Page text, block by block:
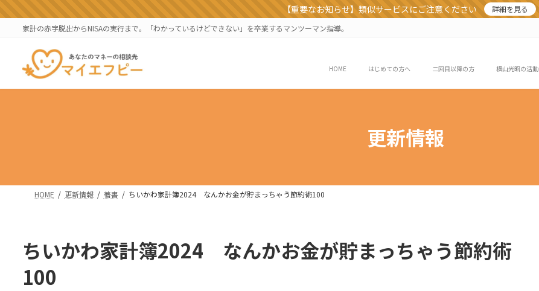
ン
ス
ビ
ン
【重要なお知らせ】類似サービスにご注意ください
詳細を見る
家計の赤字脱出からNISAの実行まで。「わかっているけどできない」を卒業するマンツーマン指導。
HOME はじめての方へ 二回目以降の方 横山光昭の活動
更新情報
HOME 更新情報 著書 ちいかわ家計簿2024 なんかお金が貯まっちゃう節約術100
ちいかわ家計簿2024 なんかお金が貯まっちゃう節約術
100